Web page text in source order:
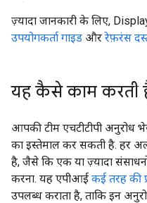
ज़्यादा जानकारी के लिए,
उपयोगकर्ता गाइड औररेफ़रंस
यह कैसे काम करती
आपकी टीम एचटीटीपी
का इस्तेमाल कर सकती है. हर
है, जैसे कि एक या ज़्यादा
करना. यह एपीआई कई तरह की
उपलब्ध कराता है, ताकि इन